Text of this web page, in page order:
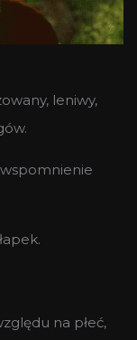
leniwy,
wspomnienie
na płeć,